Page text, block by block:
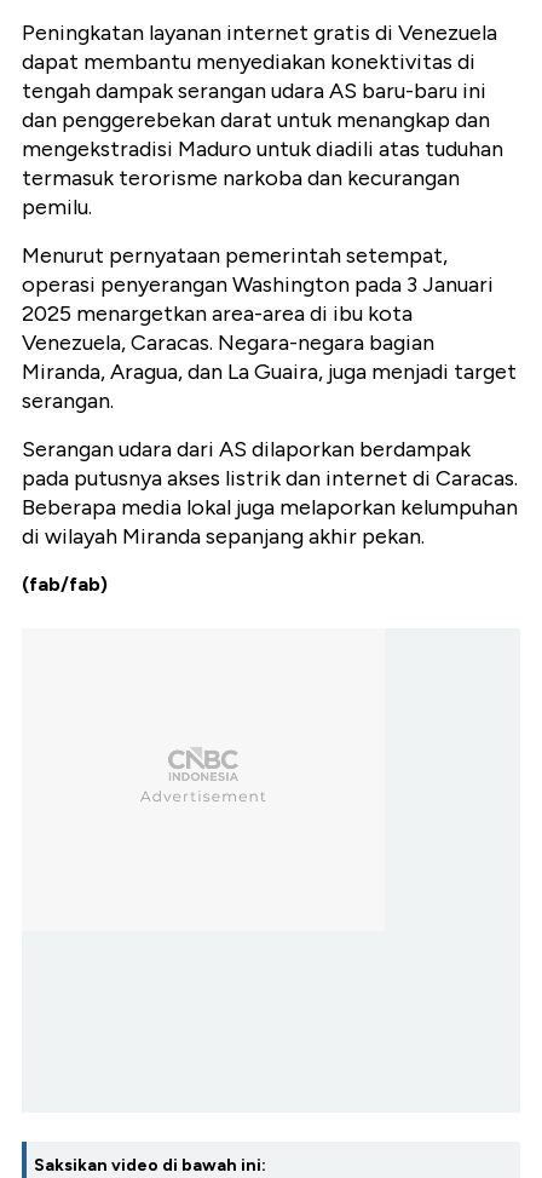
Peningkatan layanan internet gratis di Venezuela
dapat membantu menyediakan konektivitas di
tengah dampak serangan udara AS baru-baru ini
dan penggerebekan darat untuk menangkap dan
mengekstradisi Maduro untuk diadili atas tuduhan
termasuk terorisme narkoba dan kecurangan
pemilu.
Menurut pernyataan pemerintah setempat,
operasi penyerangan Washington pada 3 Januari
2025 menargetkan area-area di ibu kota
Venezuela, Caracas. Negara-negara bagian
Miranda, Aragua, dan La Guaira, juga menjadi target
serangan.
Serangan udara dari AS dilaporkan berdampak
pada putusnya akses listrik dan internet di Caracas.
Beberapa media lokal juga melaporkan kelumpuhan
di wilayah Miranda sepanjang akhir pekan.
(fab/fab)
Saksikan video di bawah ini: